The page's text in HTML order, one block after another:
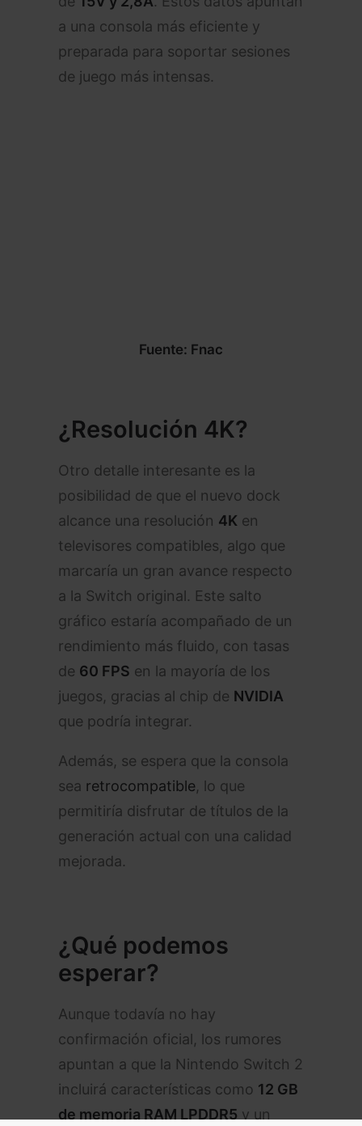
a una consola más eficiente y
preparada para soportar sesiones
de juego más intensas.
Fuente: Fnac
¿Resolución 4K?
Otro detalle interesante es la
posibilidad de que el nuevo dock
alcance una resolución 4K en
televisores compatibles, algo que
marcaría un gran avance respecto
a la Switch original. Este salto
gráfico estaría acompañado de un
rendimiento más fluido, con tasas
de 60 FPS en la mayoría de los
juegos, gracias al chip de NVIDIA
que podría integrar.
Además, se espera que la consola
sea retrocompatible, lo que
permitiría disfrutar de títulos de la
generación actual con una calidad
mejorada.
¿Qué podemos
esperar?
Aunque todavía no hay
confirmación oficial, los rumores
apuntan a que la Nintendo Switch 2
incluirá características como 12 GB
de memoria RAM LPDDR5 y un